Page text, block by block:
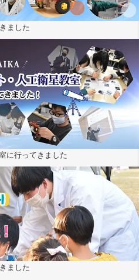
ました
に行ってきました
ました